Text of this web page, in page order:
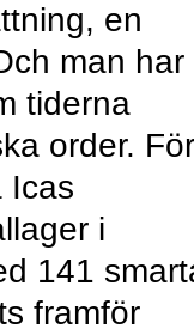
en
man har
tiderna
order. För
Icas
i
141
framför